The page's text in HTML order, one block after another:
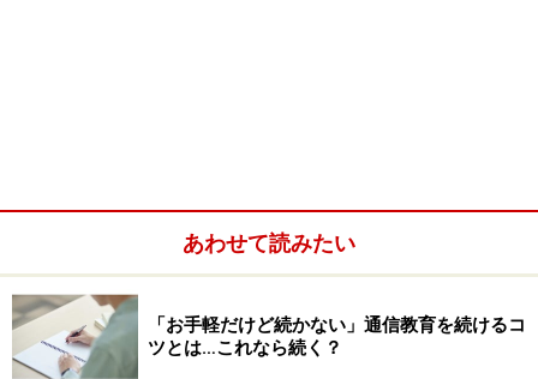
あわせて読みたい
「お手軽だけど続かない」通信教育を続けるコ
ツとは…これなら続く？